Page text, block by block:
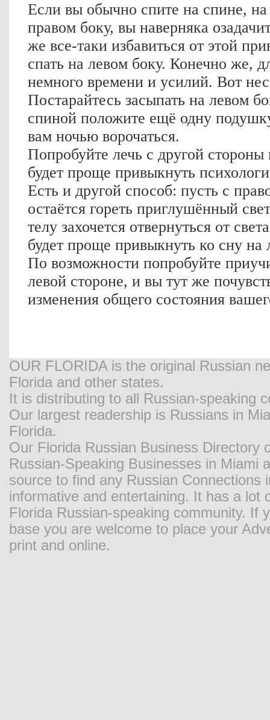
Если вы обычно спите на спине,
правом боку, вы наверняка
же все-таки избавиться от этой
спать на левом боку. Конечно же,
немного времени и усилий. Вот
Постарайтесь засыпать на левом
спиной положите ещё одну
вам ночью ворочаться.
Попробуйте лечь с другой стороны
будет проще привыкнуть
Есть и другой способ: пусть с
остаётся гореть приглушённый
телу захочется отвернуться от
будет проще привыкнуть ко сну на
По возможности попробуйте
левой стороне, и вы тут же
изменения общего состояния
OUR FLORIDA is the original Russian
Florida and other states.
It is distributing to all Russian-speaking
Our largest readership is Russians in
Florida.
Our Florida Russian Business Directory
Russian-Speaking Businesses in Miami
source to find any Russian
informative and entertaining. It has a
Florida Russian-speaking community. If
base you are welcome to place your
print and online.